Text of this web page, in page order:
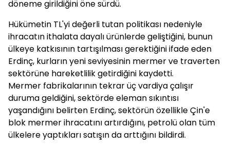
döneme girildiğini öne sürdü.
Hükümetin TL'yi değerli tutan politikası nedeniyle
ihracatın ithalata dayalı ürünlerde geliştiğini, bunun
ülkeye katkısının tartışılması gerektiğini ifade eden
Erdinç, kurların yeni seviyesinin mermer ve traverten
sektörüne hareketlilik getirdiğini kaydetti.
Mermer fabrikalarının tekrar üç vardiya çalışır
duruma geldiğini, sektörde eleman sıkıntısı
yaşandığını belirten Erdinç, sektörün özellikle Çin'e
blok mermer ihracatını artırdığını, petrolü olan tüm
ülkelere yaptıkları satışın da arttığını bildirdi.